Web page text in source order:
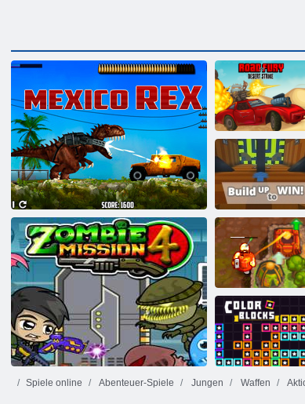
Mexiko Rex
Straße des Fury
Desert Strike
Kogama: Bauen
Sie auf, um zu
gewinnen
Verfluchter
Schatz 2
Spiele online Abenteuer-Spiele Jungen Waffen